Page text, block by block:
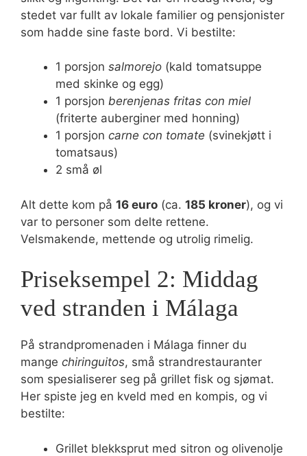
stedet var fullt av lokale familier og pensjonister
som hadde sine faste bord. Vi bestilte:
1 porsjon salmorejo (kald tomatsuppe
med skinke og egg)
1 porsjon berenjenas fritas con miel
(friterte auberginer med honning)
1 porsjon carne con tomate (svinekjøtt i
tomatsaus)
2 små øl
Alt dette kom på 16 euro (ca. 185 kroner), og vi
var to personer som delte rettene.
Velsmakende, mettende og utrolig rimelig.
Priseksempel 2: Middag
ved stranden i Málaga
På strandpromenaden i Málaga finner du
mange chiringuitos, små strandrestauranter
som spesialiserer seg på grillet fisk og sjømat.
Her spiste jeg en kveld med en kompis, og vi
bestilte:
Grillet blekksprut med sitron og olivenolje